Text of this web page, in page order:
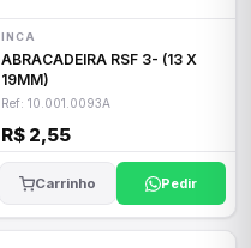
INCA
ABRACADEIRA RSF 3- (13 X
19MM)
Ref: 10.001.0093A
R$ 2,55
Carrinho Pedir